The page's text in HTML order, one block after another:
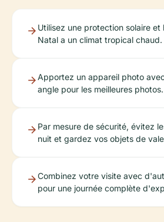
Utilisez une protection solaire
Natal a un climat tropical chaud.
Apportez un appareil photo
angle pour les meilleures photos.
Par mesure de sécurité, évitez
nuit et gardez vos objets de
Combinez votre visite avec
pour une journée complète